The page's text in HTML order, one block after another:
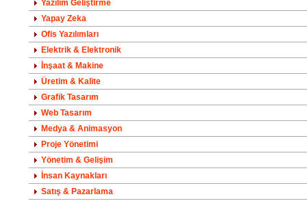
Yazılım Geliştirme
Yapay Zeka
Ofis Yazılımları
Elektrik & Elektronik
İnşaat & Makine
Üretim & Kalite
Grafik Tasarım
Web Tasarım
Medya & Animasyon
Proje Yönetimi
Yönetim & Gelişim
İnsan Kaynakları
Satış & Pazarlama